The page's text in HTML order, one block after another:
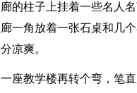
的柱子上挂着一些名人
一角放着一张石桌和几
凉爽。
座教学楼再转个弯，笔